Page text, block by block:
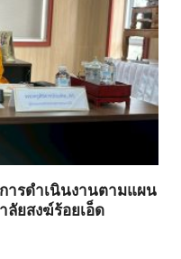
ารดำเนินงานตามแผน
ยสงฆ์ร้อยเอ็ด